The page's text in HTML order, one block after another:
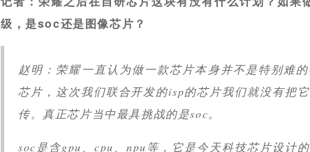
级，是soc还是图像芯片？
赵明：荣耀一直认为做一款芯片本身并不是特别难
芯片，这次我们联合开发的isp的芯片我们就没有把
传。真正芯片当中最具挑战的是soc。
soc是含gpu、cpu、npu等，它是今天科技芯片设计